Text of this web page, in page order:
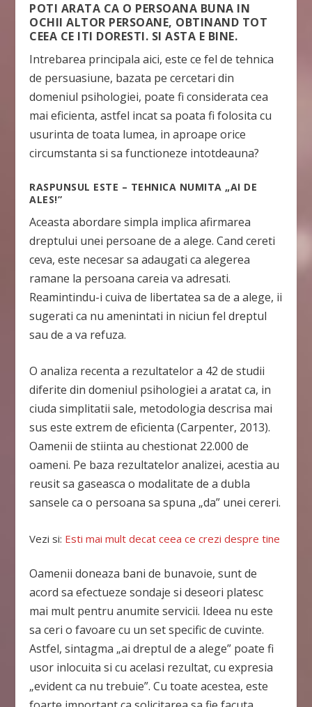
POTI ARATA CA O PERSOANA BUNA IN
OCHII ALTOR PERSOANE, OBTINAND TOT
CEEA CE ITI DORESTI. SI ASTA E BINE.
Intrebarea principala aici, este ce fel de tehnica
de persuasiune, bazata pe cercetari din
domeniul psihologiei, poate fi considerata cea
mai eficienta, astfel incat sa poata fi folosita cu
usurinta de toata lumea, in aproape orice
circumstanta si sa functioneze intotdeauna?
RASPUNSUL ESTE – TEHNICA NUMITA „AI DE
ALES!”
Aceasta abordare simpla implica afirmarea
dreptului unei persoane de a alege. Cand cereti
ceva, este necesar sa adaugati ca alegerea
ramane la persoana careia va adresati.
Reamintindu-i cuiva de libertatea sa de a alege, ii
sugerati ca nu amenintati in niciun fel dreptul
sau de a va refuza.
O analiza recenta a rezultatelor a 42 de studii
diferite din domeniul psihologiei a aratat ca, in
ciuda simplitatii sale, metodologia descrisa mai
sus este extrem de eficienta (Carpenter, 2013).
Oamenii de stiinta au chestionat 22.000 de
oameni. Pe baza rezultatelor analizei, acestia au
reusit sa gaseasca o modalitate de a dubla
sansele ca o persoana sa spuna „da” unei cereri.
Vezi si: Esti mai mult decat ceea ce crezi despre tine
Oamenii doneaza bani de bunavoie, sunt de
acord sa efectueze sondaje si deseori platesc
mai mult pentru anumite servicii. Ideea nu este
sa ceri o favoare cu un set specific de cuvinte.
Astfel, sintagma „ai dreptul de a alege” poate fi
usor inlocuita si cu acelasi rezultat, cu expresia
„evident ca nu trebuie”. Cu toate acestea, este